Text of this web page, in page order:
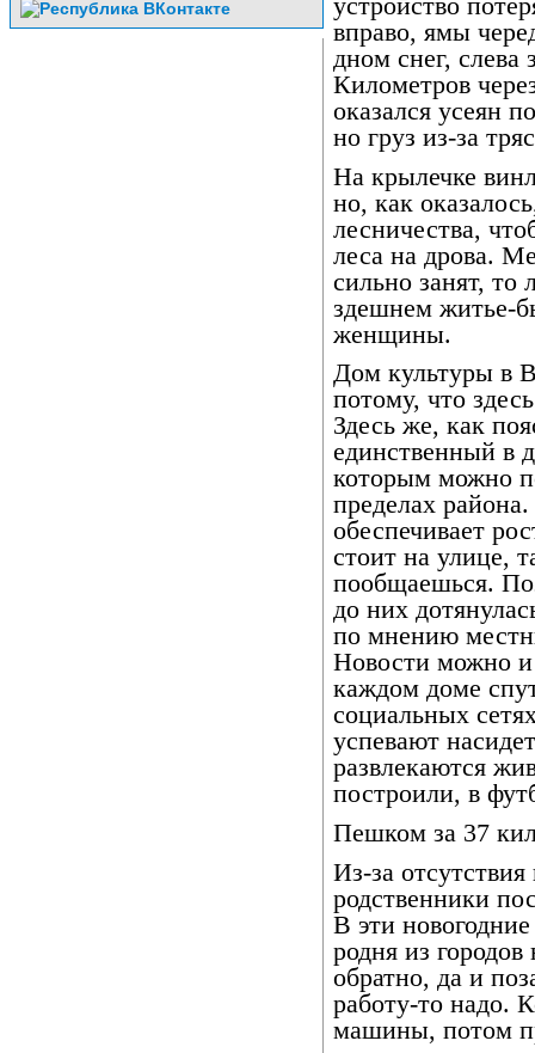
устройство
вправо, ямы
дном снег,
Километров
оказался усеян
но груз из-за
На крылечке
но, как
лесничества,
леса на дрова.
сильно занят, то
здешнем житье-
женщины.
Дом культуры в
потому, что
Здесь же, как
единственный в
которым можно
пределах
обеспечивает
стоит на улице,
пообщаешься.
до них
по мнению
Новости можно и
каждом доме
социальных
успевают
развлекаются
построили, в
Пешком за 37
Из-за
родственники
В эти
родня из
обратно, да и
работу-то надо.
машины, потом